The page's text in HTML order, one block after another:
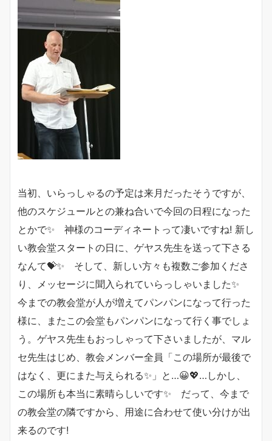
当初、いらっしゃるの予定は来月だったそうですが、
他のスケジュールとの兼ね合いで今回の日程になった
とかで✨ 神様のコーディネートって凄いですね! 新し
い教会堂スタートの日に、ゲヤス先生を送って下さる
なんて💝✨ そして、新しい方々も複数ご参加くださ
り、メッセージに聞入られていらっしゃいました✨
今までの教会堂が人が増えてパンパンになって行った
様に、またこの会堂もパンパンになって行く事でしょ
う。ゲヤス先生もおっしゃって下さいましたが、マル
セ先生はじめ、教会メンバー全員「この場所が最後で
はなく、更にまた与えられる✨」と…😀💖…しかし、
この場所も本当に素晴らしいです✨ だって、今まで
の教会堂の隣ですから、用途に合わせて使い分けが出
来るのです!